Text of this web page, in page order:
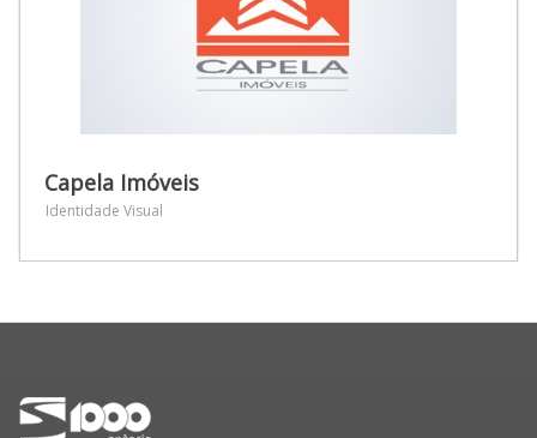
Capela Imóveis
Identidade Visual